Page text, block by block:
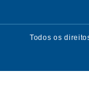
Todos os